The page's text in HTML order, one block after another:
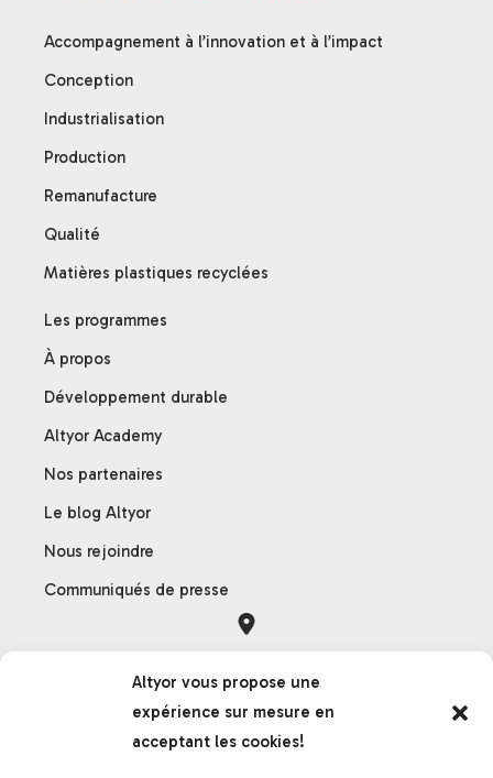
Altyor vous propose une
expérience sur mesure en
acceptant les cookies!
Accompagnement à l’innovation et à l’impact
Conception
Industrialisation
Production
Remanufacture
Qualité
Matières plastiques recyclées
Les programmes
À propos
Développement durable
Altyor Academy
Nos partenaires
Le blog Altyor
Nous rejoindre
Communiqués de presse
121 rue des Hêtres
45590 Saint-Cyr-en-Val
France